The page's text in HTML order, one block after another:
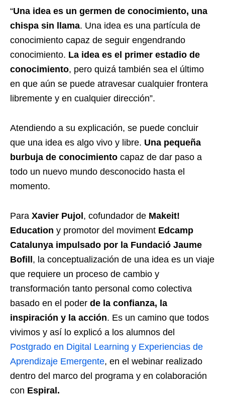
“Una idea es un germen de conocimiento, una
chispa sin llama. Una idea es una partícula de
conocimiento capaz de seguir engendrando
conocimiento. La idea es el primer estadio de
conocimiento, pero quizá también sea el último
en que aún se puede atravesar cualquier frontera
libremente y en cualquier dirección”.
Atendiendo a su explicación, se puede concluir
que una idea es algo vivo y libre. Una pequeña
burbuja de conocimiento capaz de dar paso a
todo un nuevo mundo desconocido hasta el
momento.
Para Xavier Pujol, cofundador de Makeit!
Education y promotor del moviment Edcamp
Catalunya impulsado por la Fundació Jaume
Bofill, la conceptualización de una idea es un viaje
que requiere un proceso de cambio y
transformación tanto personal como colectiva
basado en el poder de la confianza, la
inspiración y la acción. Es un camino que todos
vivimos y así lo explicó a los alumnos del
Postgrado en Digital Learning y Experiencias de
Aprendizaje Emergente, en el webinar realizado
dentro del marco del programa y en colaboración
con Espiral.